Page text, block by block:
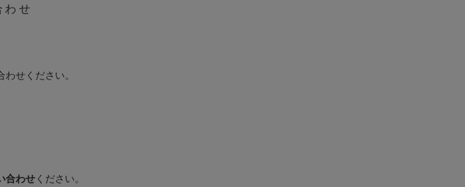
わせ
せください。
合わせください。